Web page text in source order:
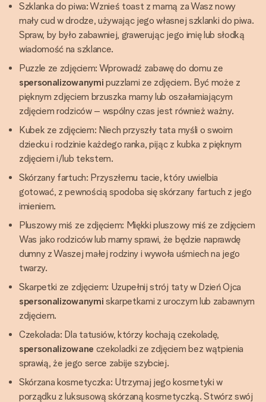
Szklanka do piwa: Wznieś toast z mamą za Wasz nowy
mały cud w drodze, używając jego własnej szklanki do piwa.
Spraw, by było zabawniej, grawerując jego imię lub słodką
wiadomość na szklance.
Puzzle ze zdjęciem: Wprowadź zabawę do domu ze
spersonalizowanymi puzzlami ze zdjęciem. Być może z
pięknym zdjęciem brzuszka mamy lub oszałamiającym
zdjęciem rodziców – wspólny czas jest również ważny.
Kubek ze zdjęciem: Niech przyszły tata myśli o swoim
dziecku i rodzinie każdego ranka, pijąc z kubka z pięknym
zdjęciem i/lub tekstem.
Skórzany fartuch: Przyszłemu tacie, który uwielbia
gotować, z pewnością spodoba się skórzany fartuch z jego
imieniem.
Pluszowy miś ze zdjęciem: Miękki pluszowy miś ze zdjęciem
Was jako rodziców lub mamy sprawi, że będzie naprawdę
dumny z Waszej małej rodziny i wywoła uśmiech na jego
twarzy.
Skarpetki ze zdjęciem: Uzupełnij strój taty w Dzień Ojca
spersonalizowanymi skarpetkami z uroczym lub zabawnym
zdjęciem.
Czekolada: Dla tatusiów, którzy kochają czekoladę,
spersonalizowane czekoladki ze zdjęciem bez wątpienia
sprawią, że jego serce zabije szybciej.
Skórzana kosmetyczka: Utrzymaj jego kosmetyki w
porządku z luksusową skórzaną kosmetyczką. Stwórz swój